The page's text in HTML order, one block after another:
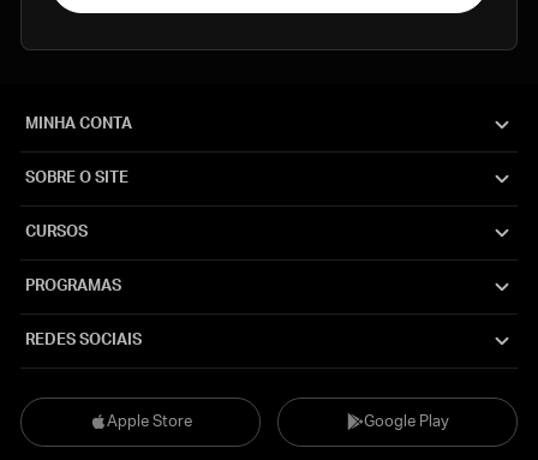
Apple Store Google Play
MINHA CONTA
SOBRE O SITE
CURSOS
PROGRAMAS
REDES SOCIAIS